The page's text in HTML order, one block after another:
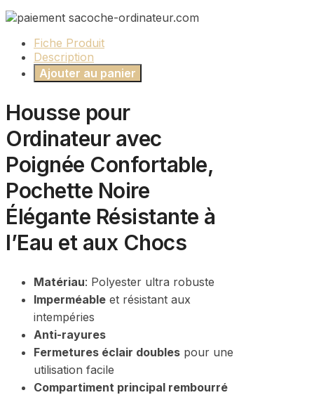
Fiche Produit
Description
Ajouter au panier
Housse pour
Ordinateur avec
Poignée Confortable,
Pochette Noire
Élégante Résistante à
l’Eau et aux Chocs
Matériau: Polyester ultra robuste
Imperméable et résistant aux
intempéries
Anti-rayures
Fermetures éclair doubles pour une
utilisation facile
Compartiment principal rembourré